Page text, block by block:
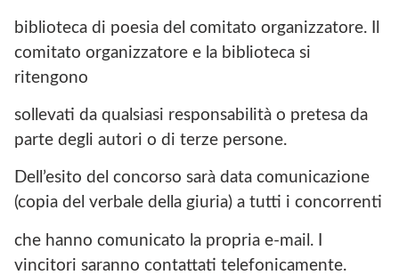
biblioteca di poesia del comitato organizzatore. Il
comitato organizzatore e la biblioteca si
ritengono
sollevati da qualsiasi responsabilità o pretesa da
parte degli autori o di terze persone.
Dell’esito del concorso sarà data comunicazione
(copia del verbale della giuria) a tutti i concorrenti
che hanno comunicato la propria e-mail. I
vincitori saranno contattati telefonicamente.